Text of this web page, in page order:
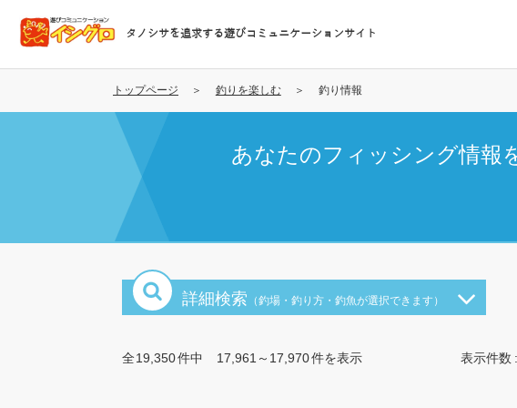
コ
テ
タノシサを追求する遊びコミュニケーションサイト
トップページ 釣りを楽しむ 釣り情報
あなたのフィッシング情報
詳細検索 （釣場・釣り方・釣魚が選択できます）
全19,350件中 17,961～17,970件を表示 表示件数